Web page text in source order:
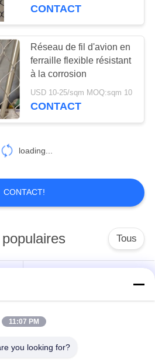
CONTACT
Réseau de fil d'avion en
ferraille flexible résistant
à la corrosion
USD 10-25/sqm MOQ:sqm 10
CONTACT
loading...
CONTACT!
Tous
Fabrication de fil de
11:07 PM
you looking for?